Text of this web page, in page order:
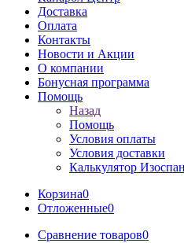
Доставка
Оплата
Контакты
Новости и Акции
О компании
Бонусная программа
Помощь
Назад
Помощь
Условия оплаты
Условия доставки
Калькулятор Изоспан
Корзина0
Отложенные0
Сравнение товаров0